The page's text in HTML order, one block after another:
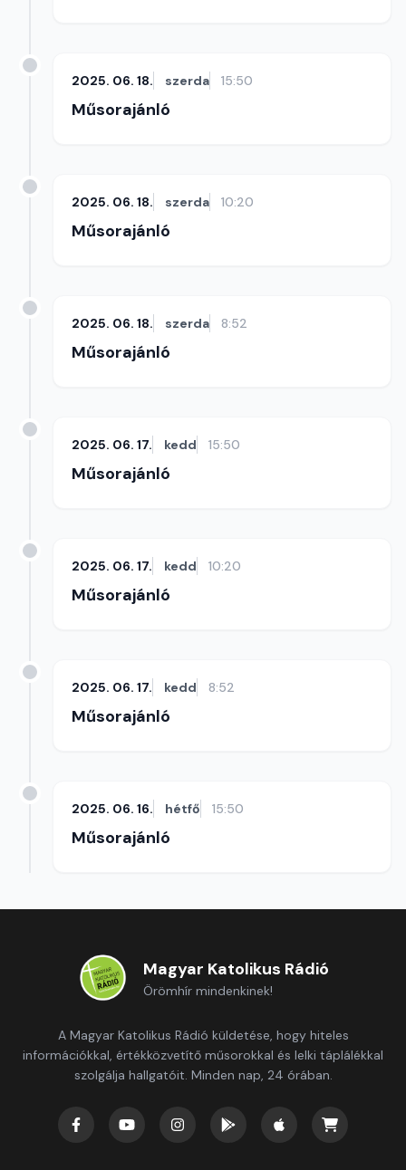
2025. 06. 18. szerda 15:50
Műsorajánló
2025. 06. 18. szerda 10:20
Műsorajánló
2025. 06. 18. szerda 8:52
Műsorajánló
2025. 06. 17. kedd 15:50
Műsorajánló
2025. 06. 17. kedd 10:20
Műsorajánló
2025. 06. 17. kedd 8:52
Műsorajánló
2025. 06. 16. hétfő 15:50
Műsorajánló
Magyar Katolikus Rádió
Örömhír mindenkinek!
A Magyar Katolikus Rádió küldetése, hogy hiteles
információkkal, értékközvetítő műsorokkal és lelki táplálékkal
szolgálja hallgatóit. Minden nap, 24 órában.